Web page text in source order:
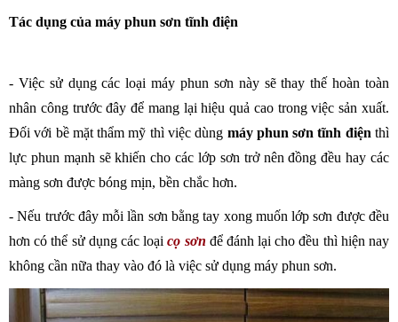
Tác dụng của máy phun sơn tĩnh điện
- Việc sử dụng các loại máy phun sơn này sẽ thay thế hoàn toàn
nhân công trước đây để mang lại hiệu quả cao trong việc sản xuất.
Đối với bề mặt thẩm mỹ thì việc dùng máy phun sơn tĩnh điện thì
lực phun mạnh sẽ khiến cho các lớp sơn trở nên đồng đều hay các
màng sơn được bóng mịn, bền chắc hơn.
- Nếu trước đây mỗi lần sơn bằng tay xong muốn lớp sơn được đều
hơn có thể sử dụng các loại cọ sơn để đánh lại cho đều thì hiện nay
không cần nữa thay vào đó là việc sử dụng máy phun sơn.